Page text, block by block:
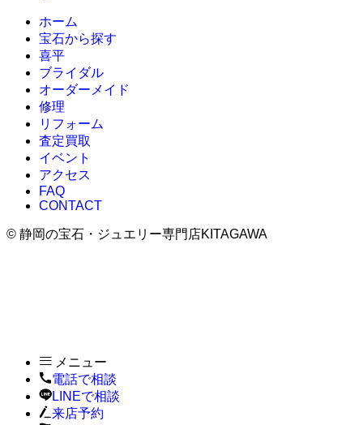
ホーム
宝石から探す
喜平
ブライダル
オーダーメイド
修理
リフォーム
査定買取
イベント
アクセス
FAQ
CONTACT
© 静岡の宝石・ジュエリー専門店KITAGAWA
メニュー
電話で相談
LINEで相談
来店予約